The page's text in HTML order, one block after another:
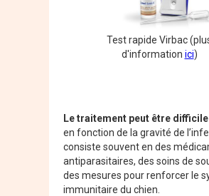
Test rapide Virbac
d'information ici)
Le traitement peut être difficile
en fonction de la gravité de
consiste souvent en des
antiparasitaires, des soins de
des mesures pour renforcer le
immunitaire du chien.